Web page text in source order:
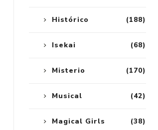
(188)
Histórico
(68)
Isekai
(170)
Misterio
(42)
Musical
(38)
Magical Girls